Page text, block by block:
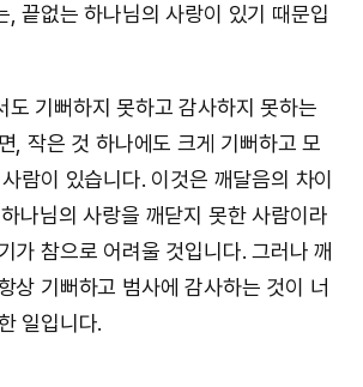
, 끝없는 하나님의 사랑이 있기 때문입
도 기뻐하지 못하고 감사하지 못하는
, 작은 것 하나에도 크게 기뻐하고 모
람이 있습니다. 이것은 깨달음의 차이
나님의 사랑을 깨닫지 못한 사람이라
가 참으로 어려울 것입니다. 그러나 깨
상 기뻐하고 범사에 감사하는 것이 너
일입니다.